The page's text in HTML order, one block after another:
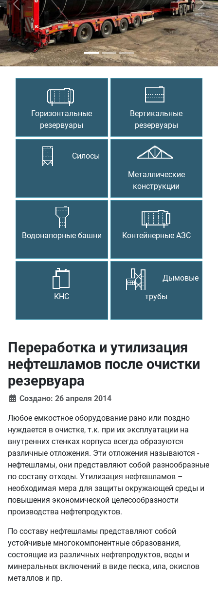
Предыдущий
Горизонтальные
резервуары
Вертикальные
резервуары
Силосы
Металлические
конструкции
Водонапорные башни Контейнерные АЗС
КНС
Дымовые
трубы
Переработка и утилизация
нефтешламов после очистки
резервуара
Создано: 26 апреля 2014
Любое емкостное оборудование рано или поздно
нуждается в очистке, т.к. при их эксплуатации на
внутренних стенках корпуса всегда образуются
различные отложения. Эти отложения называются -
нефтешламы, они представляют собой разнообразные
по составу отходы. Утилизация нефтешламов –
необходимая мера для защиты окружающей среды и
повышения экономической целесообразности
производства нефтепродуктов.
По составу нефтешламы представляют собой
устойчивые многокомпонентные образования,
состоящие из различных нефтепродуктов, воды и
минеральных включений в виде песка, ила, окислов
металлов и пр.